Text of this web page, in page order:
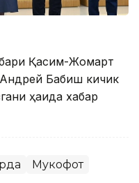
Қасим-Жомарт
Бабиш кичик
ҳақида хабар
Мукофот